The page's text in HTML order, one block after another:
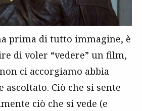
prima di tutto immagine, è
di voler “vedere” un film,
ci accorgiamo abbia
ascoltato. Ciò che si sente
ciò che si vede (e